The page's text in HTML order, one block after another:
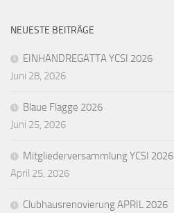
NEUESTE BEITRÄGE
EINHANDREGATTA YCSI 2026
Juni 28, 2026
Blaue Flagge 2026
Juni 25, 2026
Mitgliederversammlung YCSI 2026
April 25, 2026
Clubhausrenovierung APRIL 2026